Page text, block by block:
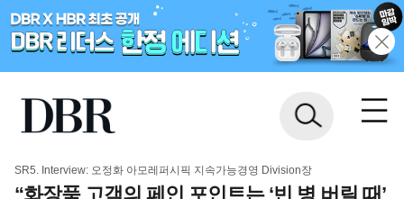
SR5. Interview: 오정화 아모레퍼시픽 지속가능경영 Division장
“화장품 고객의 페인 포인트는 ‘빈 병 버릴 때’